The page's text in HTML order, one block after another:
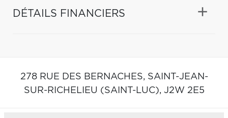
DÉTAILS FINANCIERS
278 RUE DES BERNACHES, SAINT-JEAN-
SUR-RICHELIEU (SAINT-LUC), J2W 2E5